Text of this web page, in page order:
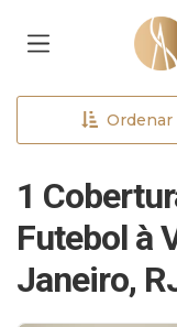
Ordenar
1
Futebol à
Janeiro,